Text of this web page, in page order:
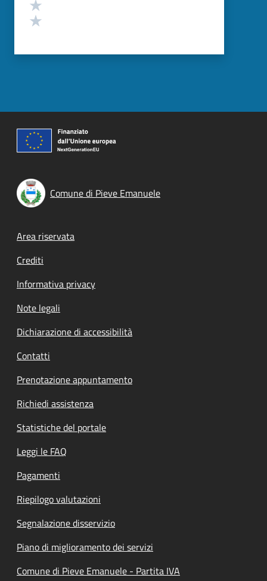
Comune di Pieve Emanuele
Footer menu
Area riservata
Crediti
Informativa privacy
Note legali
Dichiarazione di accessibilità
Contatti
Prenotazione appuntamento
Richiedi assistenza
Statistiche del portale
Leggi le FAQ
Pagamenti
Riepilogo valutazioni
Segnalazione disservizio
Piano di miglioramento dei servizi
Comune di Pieve Emanuele - Partita IVA